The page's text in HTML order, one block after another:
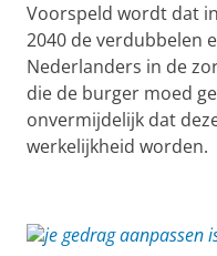
Voorspeld wordt dat
2040 de verdubbelen
Nederlanders in de
die de burger moed
onvermijdelijk dat
werkelijkheid worden.